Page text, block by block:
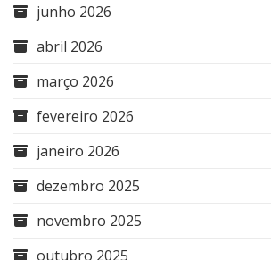
junho 2026
abril 2026
março 2026
fevereiro 2026
janeiro 2026
dezembro 2025
novembro 2025
outubro 2025